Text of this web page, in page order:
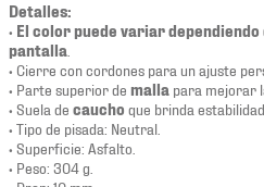
Detalles:
• El color puede variar
pantalla
• Cierre con cordones para un ajuste
• Parte superior de malla para mejorar
• Suela de caucho que brinda
• Tipo de pisada: Neutral.
• Superficie: Asfalto.
• Peso: 304 g.